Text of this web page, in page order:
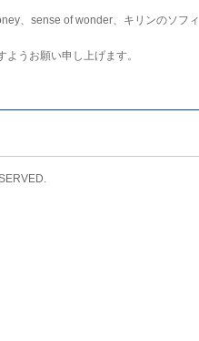
、sense of wonder、キリンのソフィ
うお願い申し上げます。